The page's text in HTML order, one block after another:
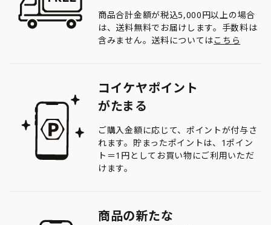
商品合計金額が税込5,000円以上の場合
は、送料無料でお届けします。手数料は
含みません。送料についてはこちら
コイケヤポイント
がたまる
ご購入金額に応じて、ポイントが付与さ
れます。貯まったポイントは、1ポイン
ト＝1円としてお買い物にご利用いただ
けます。
商品の新たな